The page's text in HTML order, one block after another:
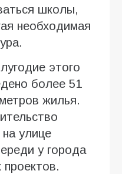
школы,
необходимая
этого
более 51
жилья.
улице
у города